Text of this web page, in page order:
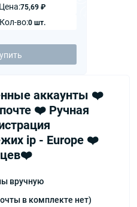
Цена:75,69 ₽
Кол-во:0 шт.
аккаунты ❤️
❤️ Ручная
ip - Europe ❤️
вручную
в комплекте нет)